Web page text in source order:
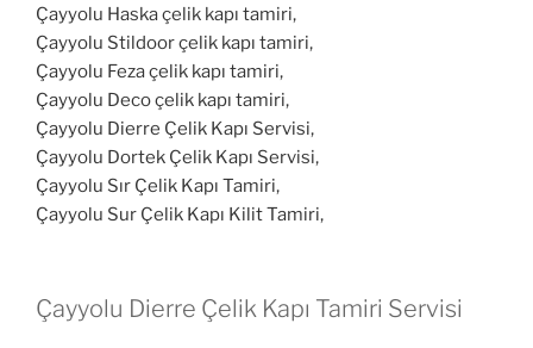
Çayyolu Haska çelik kapı tamiri,
Çayyolu Stildoor çelik kapı tamiri,
Çayyolu Feza çelik kapı tamiri,
Çayyolu Deco çelik kapı tamiri,
Çayyolu Dierre Çelik Kapı Servisi,
Çayyolu Dortek Çelik Kapı Servisi,
Çayyolu Sır Çelik Kapı Tamiri,
Çayyolu Sur Çelik Kapı Kilit Tamiri,
Çayyolu Dierre Çelik Kapı Tamiri Servisi